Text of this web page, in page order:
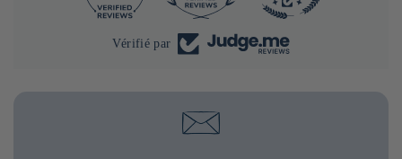
Vérifié par